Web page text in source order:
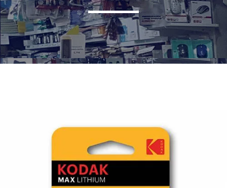
Papelería
Servicios
¿Quiénes Somos?